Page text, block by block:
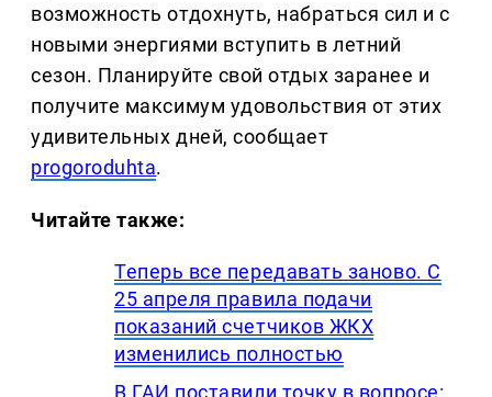
возможность отдохнуть, набраться сил и с
новыми энергиями вступить в летний
сезон. Планируйте свой отдых заранее и
получите максимум удовольствия от этих
удивительных дней, сообщает
progoroduhta.
Читайте также:
Теперь все передавать заново. С
25 апреля правила подачи
показаний счетчиков ЖКХ
изменились полностью
В ГАИ поставили точку в вопросе: